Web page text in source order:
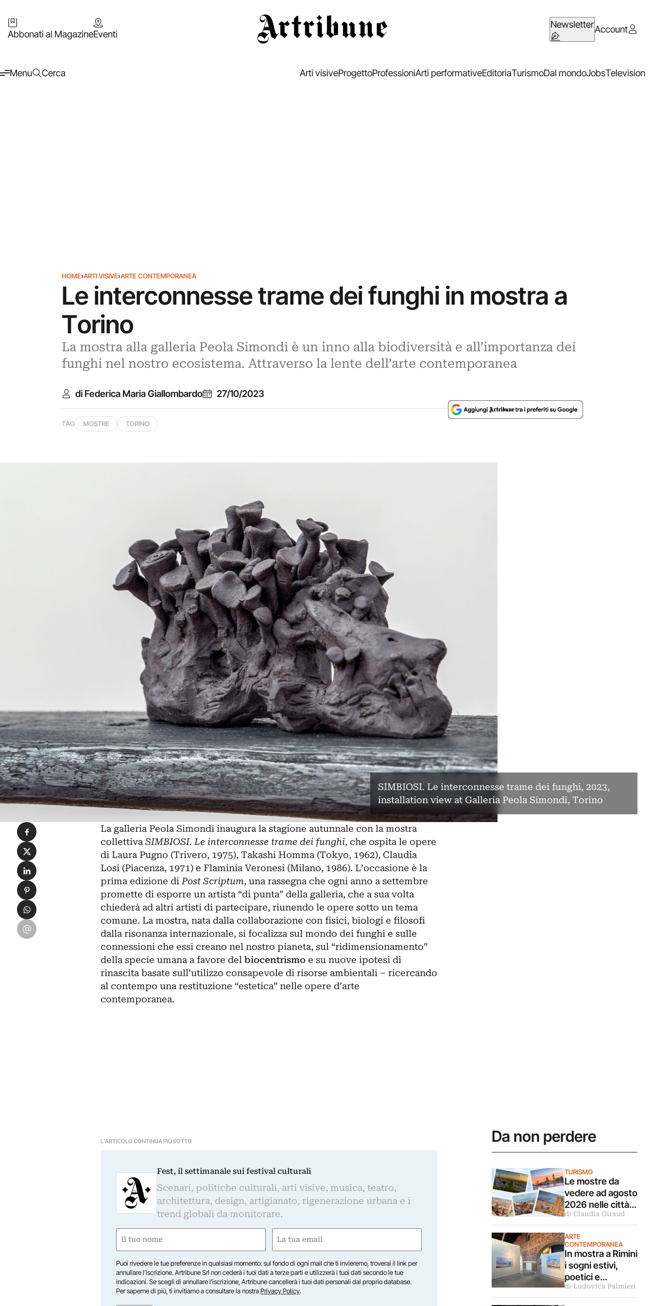
Abbonati al MagazineEventi
NewsletterAccount
Menu Cerca Arti visiveProgettoProfessioniArti performativeEditoriaTurismoDal mondoJobsTelevision
HOME›ARTI VISIVE›ARTE CONTEMPORANEA
Le interconnesse trame dei funghi in mostra a
Torino
La mostra alla galleria Peola Simondi è un inno alla biodiversità e all’importanza dei
funghi nel nostro ecosistema. Attraverso la lente dell’arte contemporanea
di Federica Maria Giallombardo 27/10/2023
TAG MOSTRE TORINO
SIMBIOSI. Le interconnesse trame dei funghi, 2023,
installation view at Galleria Peola Simondi, Torino
La galleria Peola Simondi inaugura la stagione autunnale con la mostra
collettivaSIMBIOSI. Le interconnesse trame dei funghi, che ospita le opere
di Laura Pugno (Trivero, 1975), Takashi Homma (Tokyo, 1962), Claudia
Losi (Piacenza, 1971) e Flaminia Veronesi (Milano, 1986). L’occasione è la
prima edizione di Post Scriptum, una rassegna che ogni anno a settembre
promette di esporre un artista “di punta” della galleria, che a sua volta
chiederà ad altri artisti di partecipare, riunendo le opere sotto un tema
comune. La mostra, nata dalla collaborazione con fisici, biologi e filosofi
dalla risonanza internazionale, si focalizza sul mondo dei funghi e sulle
connessioni che essi creano nel nostro pianeta, sul “ridimensionamento”
della specie umana a favore del biocentrismo e su nuove ipotesi di
rinascita basate sull’utilizzo consapevole di risorse ambientali – ricercando
al contempo una restituzione “estetica” nelle opere d’arte
contemporanea.
L'ARTICOLO CONTINUA PIÙ SOTTO
Fest, il settimanale sui festival culturali
Scenari, politiche culturali, arti visive, musica, teatro,
architettura, design, artigianato, rigenerazione urbana e i
trend globali da monitorare.
Nome
First
Email
Puoi rivedere le tue preferenze in qualsiasi momento: sul fondo di ogni mail che ti invieremo, troverai il link per
annullare l’iscrizione. Artribune Srl non cederà i tuoi dati a terze parti e utilizzerà i tuoi dati secondo le tue
indicazioni. Se scegli di annullare l’iscrizione, Artribune cancellerà i tuoi dati personali dal proprio database.
Per saperne di più, ti invitiamo a consultare la nostraPrivacy Policy.
Da non perdere
TURISMO
Le mostre da
vedere ad agosto
2026 nelle città
d’arte europee
di Claudia Giraud
ARTE
CONTEMPORANEA
In mostra a Rimini
i sogni estivi,
poetici e
malinconici
dipinti da Luca
di Ludovica Palmieri
Condividi su Facebook
Condividi su X
Condividi su LinkedIn
Condividi su Pinterest
Condividi su WhatsApp
Condividi su Email